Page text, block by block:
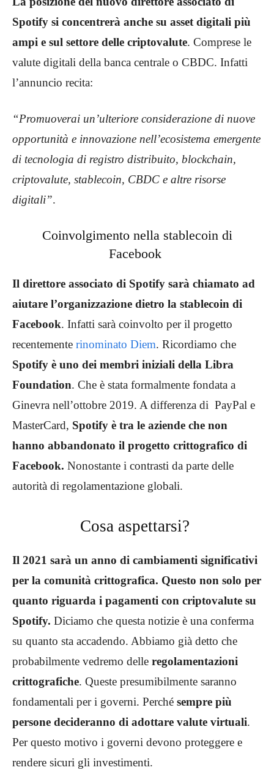
Spotify si concentrerà anche su asset digitali più
ampi e sul settore delle criptovalute. Comprese le
valute digitali della banca centrale o CBDC. Infatti
l’annuncio recita:
“Promuoverai un’ulteriore considerazione di nuove
opportunità e innovazione nell’ecosistema emergente
di tecnologia di registro distribuito, blockchain,
criptovalute, stablecoin, CBDC e altre risorse
digitali”.
Coinvolgimento nella stablecoin di
Facebook
Il direttore associato di Spotify sarà chiamato ad
aiutare l’organizzazione dietro la stablecoin di
Facebook. Infatti sarà coinvolto per il progetto
recentemente rinominato Diem. Ricordiamo che
Spotify è uno dei membri iniziali della Libra
Foundation. Che è stata formalmente fondata a
Ginevra nell’ottobre 2019. A differenza di PayPal e
MasterCard, Spotify è tra le aziende che non
hanno abbandonato il progetto crittografico di
Facebook. Nonostante i contrasti da parte delle
autorità di regolamentazione globali.
Cosa aspettarsi?
Il 2021 sarà un anno di cambiamenti significativi
per la comunità crittografica. Questo non solo per
quanto riguarda i pagamenti con criptovalute su
Spotify. Diciamo che questa notizie è una conferma
su quanto sta accadendo. Abbiamo già detto che
probabilmente vedremo delle regolamentazioni
crittografiche. Queste presumibilmente saranno
fondamentali per i governi. Perché sempre più
persone decideranno di adottare valute virtuali.
Per questo motivo i governi devono proteggere e
rendere sicuri gli investimenti.